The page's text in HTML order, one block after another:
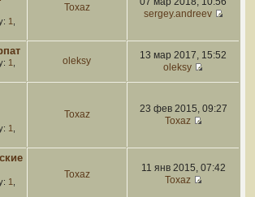
1
Toxaz
sergey.andreev
1 oleksy
13 мар 2017, 15:52
oleksy
1
Toxaz
23 фев 2015, 09:27
Toxaz
1
Toxaz
11 янв 2015, 07:42
Toxaz